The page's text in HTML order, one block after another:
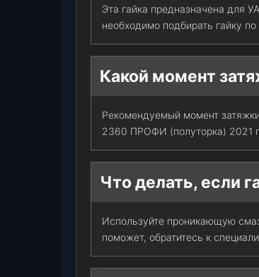
Эта гайка предназначена для
необходимо подбирать гайку
Какой момент
Рекомендуемый момент
2360 ПРОФИ (полуторка) 2021
Что делать, если
Используйте проникающую
поможет, обратитесь к